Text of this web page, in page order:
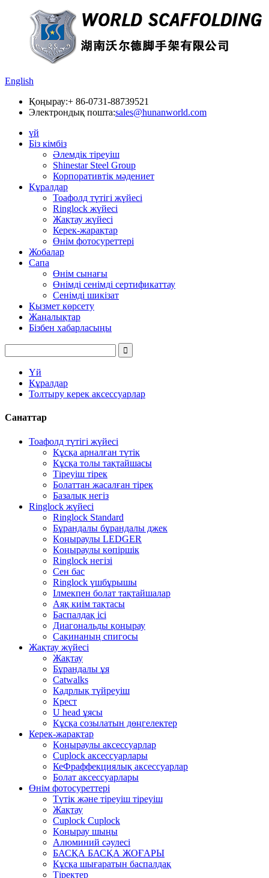
English
Қоңырау:+ 86-0731-88739521
Электрондық пошта:sales@hunanworld.com
үй
Біз кімбіз
Әлемдік тіреуіш
Shinestar Steel Group
Корпоративтік мәдениет
Құралдар
Тоафолд түтігі жүйесі
Ringlock жүйесі
Жақтау жүйесі
Керек-жарақтар
Өнім фотосуреттері
Жобалар
Сапа
Өнім сынағы
Өнімді сенімді сертификаттау
Сенімді шикізат
Қызмет көрсету
Жаңалықтар
Бізбен хабарласыңы
Үй
Құралдар
Толтыру керек аксессуарлар
Санаттар
Тоафолд түтігі жүйесі
Құсқа арналған түтік
Құсқа толы тақтайшасы
Тіреуіш тірек
Болаттан жасалған тірек
Базалық негіз
Ringlock жүйесі
Ringlock Standard
Бұрандалы бұрандалы джек
Қоңыраулы LEDGER
Қоңыраулы көпіршік
Ringlock негізі
Сен бас
Ringlock үшбұрышы
Ілмекпен болат тақтайшалар
Аяқ киім тақтасы
Баспалдақ ісі
Диагональды қоңырау
Сақинаның спигосы
Жақтау жүйесі
Жақтау
Бұрандалы ұя
Catwalks
Кадрлық түйреуіш
Крест
U head ұясы
Құсқа созылатын дөңгелектер
Керек-жарақтар
Қоңыраулы аксессуарлар
Cuplock аксессуарлары
КеФраффекциялық аксессуарлар
Болат аксессуарлары
Өнім фотосуреттері
Түтік және тіреуіш тіреуіш
Жақтау
Cuplock Cuplock
Қоңырау шыңы
Алюминий сәулесі
БАСҚА БАСҚА ЖОҒАРЫ
Құсқа шығаратын баспалдақ
Тіректер